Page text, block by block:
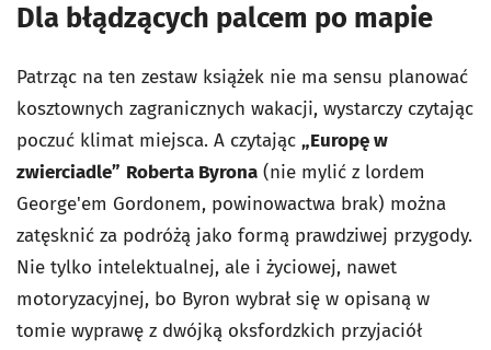
Dla błądzących palcem po mapie
Patrząc na ten zestaw książek nie ma sensu planować
kosztownych zagranicznych wakacji, wystarczy czytając
poczuć klimat miejsca. A czytając „Europę w
zwierciadle” Roberta Byrona (nie mylić z lordem
George'em Gordonem, powinowactwa brak) można
zatęsknić za podróżą jako formą prawdziwej przygody.
Nie tylko intelektualnej, ale i życiowej, nawet
motoryzacyjnej, bo Byron wybrał się w opisaną w
tomie wyprawę z dwójką oksfordzkich przyjaciół